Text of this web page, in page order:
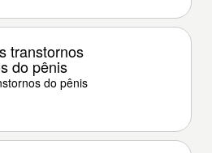
transtornos
do pênis
do pênis